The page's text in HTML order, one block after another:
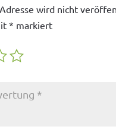
wird nicht
* markiert